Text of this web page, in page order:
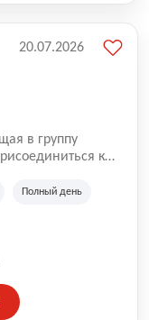
в группу
к
комплекс
свободной
Полный день
20.07.2026